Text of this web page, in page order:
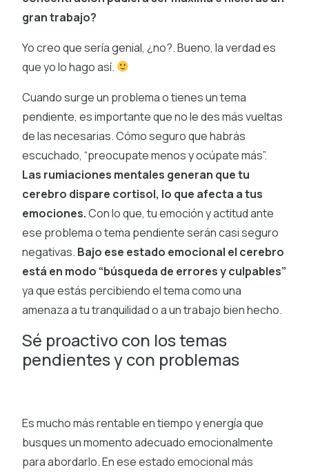
gran trabajo?
Yo creo que sería genial, ¿no?. Bueno, la verdad es
que yo lo hago así.
Cuando surge un problema o tienes un tema
pendiente, es importante que no le des más vueltas
de las necesarias. Cómo seguro que habrás
escuchado, “preocupate menos y ocúpate más”.
Las rumiaciones mentales generan que tu
cerebro dispare cortisol, lo que afecta a tus
emociones.Con lo que, tu emoción y actitud ante
ese problema o tema pendiente serán casi seguro
negativas. Bajo ese estado emocional el cerebro
está en modo “búsqueda de errores y culpables”
ya que estás percibiendo el tema como una
amenaza a tu tranquilidad o a un trabajo bien hecho.
Sé proactivo con los temas
pendientes y con problemas
Es mucho más rentable en tiempo y energía que
busques un momento adecuado emocionalmente
para abordarlo. En ese estado emocional más